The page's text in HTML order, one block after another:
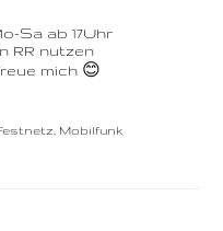
Sa ab 17Uhr
RR nutzen
mich 😊
Mobilfunk